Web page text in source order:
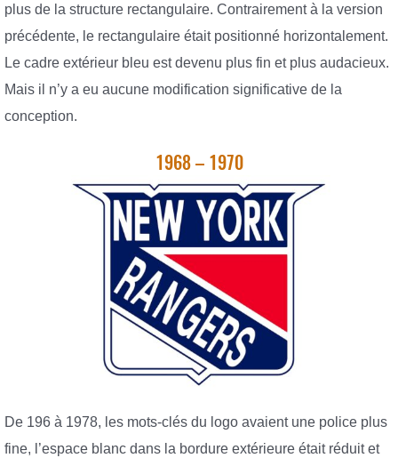
plus de la structure rectangulaire. Contrairement à la version
précédente, le rectangulaire était positionné horizontalement.
Le cadre extérieur bleu est devenu plus fin et plus audacieux.
Mais il n’y a eu aucune modification significative de la
conception.
1968 – 1970
De 196 à 1978, les mots-clés du logo avaient une police plus
fine, l’espace blanc dans la bordure extérieure était réduit et